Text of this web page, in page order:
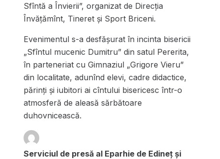
Sfîntă a Învierii”, organizat de Direcția
Învățămînt, Tineret și Sport Briceni.
Evenimentul s-a desfășurat în incinta bisericii
„Sfîntul mucenic Dumitru” din satul Pererita,
în parteneriat cu Gimnaziul „Grigore Vieru”
din localitate, adunînd elevi, cadre didactice,
părinți și iubitori ai cîntului bisericesc într-o
atmosferă de aleasă sărbătoare
duhovnicească.
Serviciul de presă al Eparhie de Edineț și